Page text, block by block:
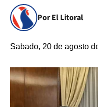
Por El Litoral
Sabado, 20 de agosto